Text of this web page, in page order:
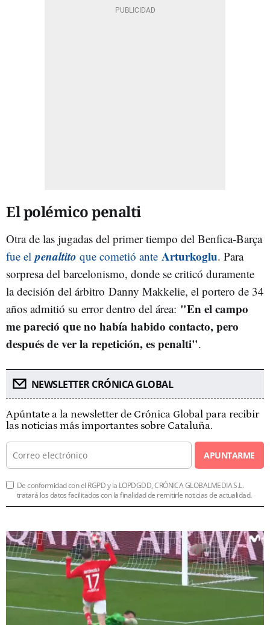
El polémico penalti
Otra de las jugadas del primer tiempo del Benfica-Barça
fue elpenaltito que cometió ante Arturkoglu. Para
sorpresa del barcelonismo, donde se criticó duramente
la decisión del árbitro Danny Makkelie, el portero de 34
años admitió su error dentro del área: "En el campo
me pareció que no había habido contacto, pero
después de ver la repetición, es penalti".
NEWSLETTER CRÓNICA GLOBAL
Apúntate a la newsletter de Crónica Global para recibir
las noticias más importantes sobre Cataluña.
APUNTARME
De conformidad con el RGPD y la LOPDGDD, CRÓNICA GLOBALMEDIA S.L.
tratará los datos facilitados con la finalidad de remitirle noticias de actualidad.